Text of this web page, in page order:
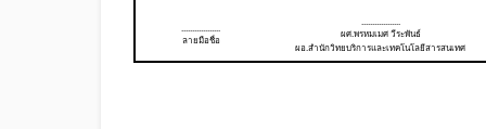
..................
ลายมือชื่อ
..................
ผศ.พรหมเมศ วีระพันธ์
ผอ.สำนักวิทยบริการและเทคโนโลยีสารสนเทศ